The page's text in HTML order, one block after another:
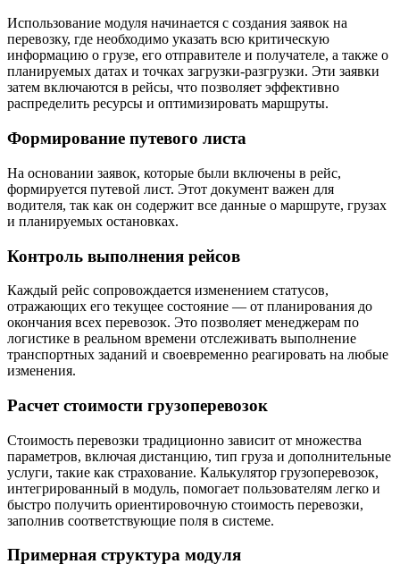
Использование модуля начинается с создания заявок на
перевозку, где необходимо указать всю критическую
информацию о грузе, его отправителе и получателе, а также о
планируемых датах и точках загрузки-разгрузки. Эти заявки
затем включаются в рейсы, что позволяет эффективно
распределить ресурсы и оптимизировать маршруты.
Формирование путевого листа
На основании заявок, которые были включены в рейс,
формируется путевой лист. Этот документ важен для
водителя, так как он содержит все данные о маршруте, грузах
и планируемых остановках.
Контроль выполнения рейсов
Каждый рейс сопровождается изменением статусов,
отражающих его текущее состояние — от планирования до
окончания всех перевозок. Это позволяет менеджерам по
логистике в реальном времени отслеживать выполнение
транспортных заданий и своевременно реагировать на любые
изменения.
Расчет стоимости грузоперевозок
Стоимость перевозки традиционно зависит от множества
параметров, включая дистанцию, тип груза и дополнительные
услуги, такие как страхование. Калькулятор грузоперевозок,
интегрированный в модуль, помогает пользователям легко и
быстро получить ориентировочную стоимость перевозки,
заполнив соответствующие поля в системе.
Примерная структура модуля